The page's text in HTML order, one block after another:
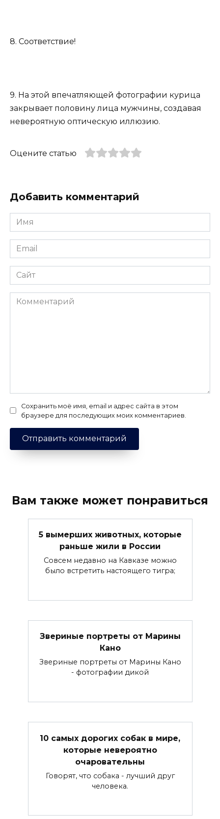
8. Соответствие!
9. На этой впечатляющей фотографии курица
закрывает половину лица мужчины, создавая
невероятную оптическую иллюзию.
Оцените статью
Добавить комментарий
Имя
*
Email
*
Сайт
Комментарий
Сохранить моё имя, email и адрес сайта в этом
браузере для последующих моих комментариев.
Вам также может понравиться
5 вымерших животных, которые
раньше жили в России
Совсем недавно на Кавказе можно
было встретить настоящего тигра;
Звериные портреты от Марины
Кано
Звериные портреты от Марины Кано
- фотографии дикой
10 самых дорогих собак в мире,
которые невероятно
очаровательны
Говорят, что собака - лучший друг
человека.